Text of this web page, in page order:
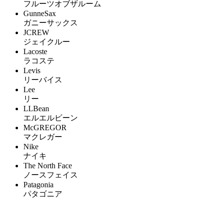
フルーツオブザルーム
GunneSax
ガニーサックス
JCREW
ジェイクルー
Lacoste
ラコステ
Levis
リーバイス
Lee
リー
LLBean
エルエルビーン
McGREGOR
マクレガー
Nike
ナイキ
The North Face
ノースフェイス
Patagonia
パタゴニア